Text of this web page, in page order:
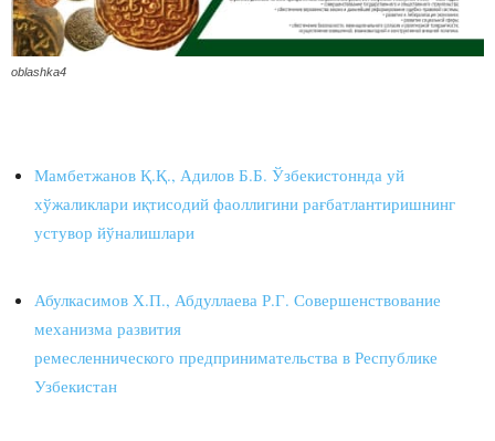
oblashka4
Мамбетжанов Қ.Қ., Адилов Б.Б. Ўзбекистоннда уй
хўжаликлари иқтисодий фаоллигини рағбатлантиришнинг
устувор йўналишлари
Абулкасимов Х.П., Абдуллаева Р.Г. Совершенствование
механизма развития
ремесленнического предпринимательства в Республике
Узбекистан